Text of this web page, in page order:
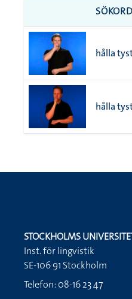
SÖKORD
hålla
hålla
STOCKHOLMS
Inst. för lingvistik
SE-106 91 Stockholm
Telefon: 08-16 23 47